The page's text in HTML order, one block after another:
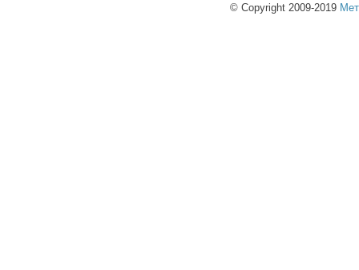
© Copyright 2009-2019